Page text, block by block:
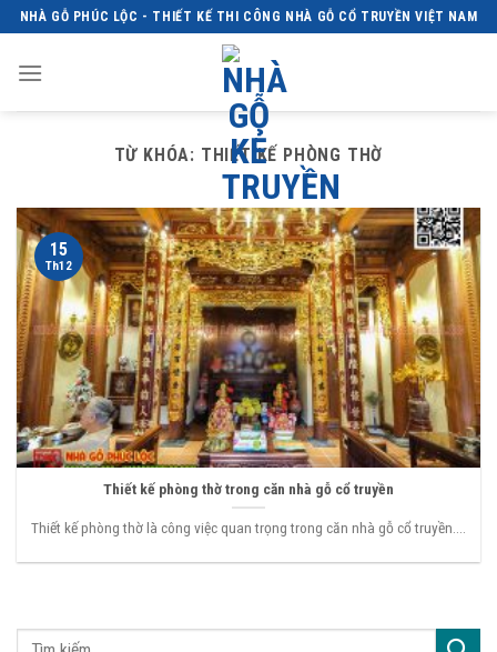
Skip
to
content
NHÀ GỖ PHÚC LỘC - THIẾT KẾ THI CÔNG NHÀ GỖ CỔ TRUYỀN VIỆT NAM
TỪ KHÓA: THIẾT KẾ PHÒNG THỜ
Thiết kế phòng thờ trong căn nhà gỗ cổ truyền
Thiết kế phòng thờ là công việc quan trọng trong căn nhà gỗ cổ truyền....
15
Th12